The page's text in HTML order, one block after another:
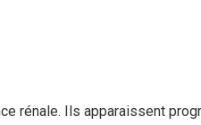
rénale. Ils apparaissent